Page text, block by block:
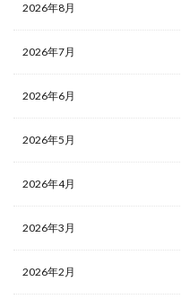
2026年8月
2026年7月
2026年6月
2026年5月
2026年4月
2026年3月
2026年2月